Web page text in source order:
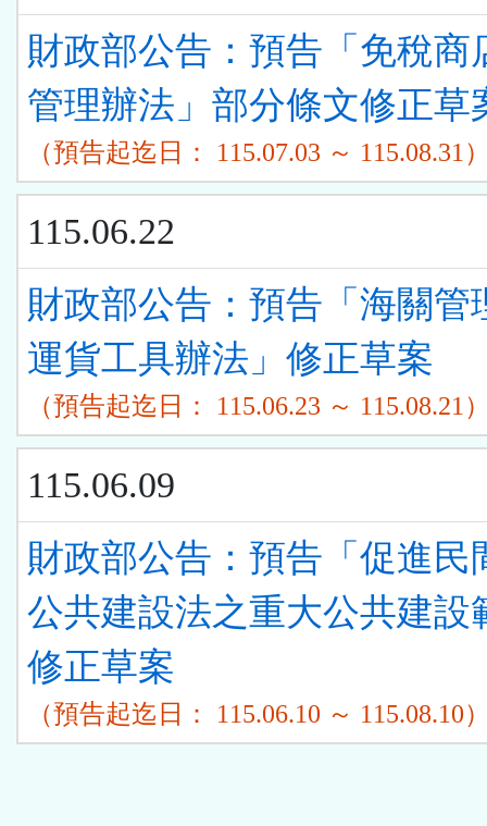
財政部公告：預告「免稅商
管理辦法」部分條文修正草
（預告起迄日： 115.07.03 ～ 115.08.31
115.06.22
財政部公告：預告「海關管
運貨工具辦法」修正草案
（預告起迄日： 115.06.23 ～ 115.08.21
115.06.09
財政部公告：預告「促進民
公共建設法之重大公共建設
修正草案
（預告起迄日： 115.06.10 ～ 115.08.10